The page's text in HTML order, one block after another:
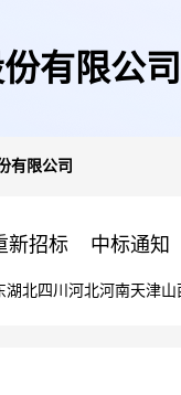
有限公司
有限公司
新招标 中标通知
湖北四川 河北河南天津山